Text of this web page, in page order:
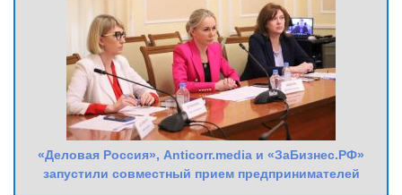
«Деловая Россия», Anticorr.media и «ЗаБизнес.РФ»
запустили совместный прием предпринимателей